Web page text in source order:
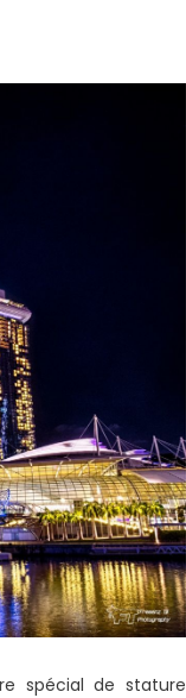
spécial de stature